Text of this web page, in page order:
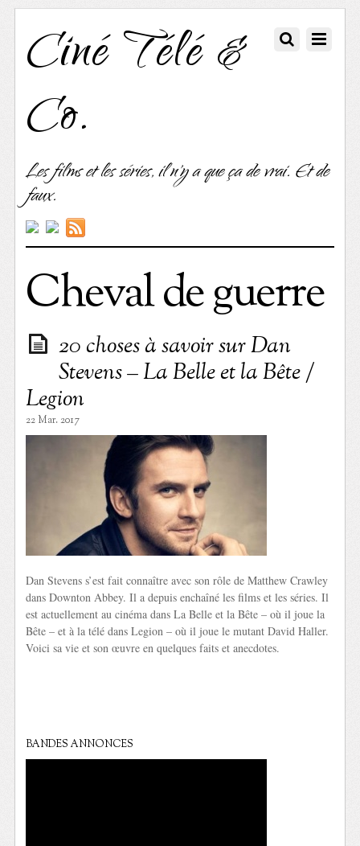
Ciné Télé &
Co.
Les films et les séries, il n'y a que ça de vrai. Et de
faux.
Cheval de guerre
20 choses à savoir sur Dan
Stevens – La Belle et la Bête /
Legion
22 Mar. 2017
Dan Stevens s’est fait connaître avec son rôle de Matthew Crawley
dans Downton Abbey. Il a depuis enchaîné les films et les séries. Il
est actuellement au cinéma dans La Belle et la Bête – où il joue la
Bête – et à la télé dans Legion – où il joue le mutant David Haller.
Voici sa vie et son œuvre en quelques faits et anecdotes.
BANDES ANNONCES